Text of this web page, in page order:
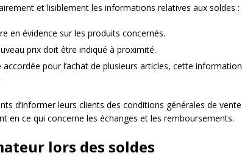
et lisiblement les informations relatives aux soldes :
en évidence sur les produits concernés.
prix doit être indiqué à proximité.
pour l’achat de plusieurs articles, cette information
d’informer leurs clients des conditions générales de vente
en ce qui concerne les échanges et les remboursements.
lors des soldes